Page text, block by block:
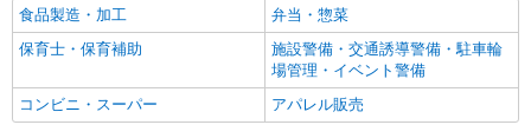
社会保険あり
制服貸与
同じ職種から求人を探す
医療・介護・福祉
医療事務・受付・クラーク
食品製造・加工
弁当・惣菜
保育士・保育補助
施設警備・交通誘導警備・駐車輪
場管理・イベント警備
コンビニ・スーパー
アパレル販売